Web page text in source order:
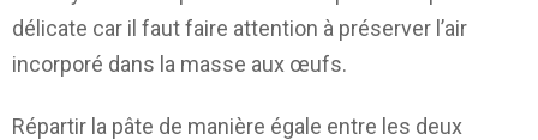
délicate car il faut faire attention à préserver l’air
incorporé dans la masse aux œufs.
Répartir la pâte de manière égale entre les deux